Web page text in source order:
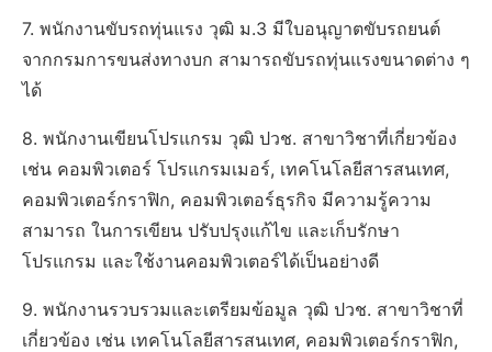
7. พนักงานขับรถทุ่นแรง วุฒิ ม.3 มีใบอนุญาตขับรถยนต์
จากกรมการขนส่งทางบก สามารถขับรถทุ่นแรงขนาดต่าง ๆ
ได้
8. พนักงานเขียนโปรแกรม วุฒิ ปวช. สาขาวิชาที่เกี่ยวข้อง
เช่น คอมพิวเตอร์ โปรแกรมเมอร์, เทคโนโลยีสารสนเทศ,
คอมพิวเตอร์กราฟิก, คอมพิวเตอร์ธุรกิจ มีความรู้ความ
สามารถ ในการเขียน ปรับปรุงแก้ไข และเก็บรักษา
โปรแกรม และใช้งานคอมพิวเตอร์ได้เป็นอย่างดี
9. พนักงานรวบรวมและเตรียมข้อมูล วุฒิ ปวช. สาขาวิชาที่
เกี่ยวข้อง เช่น เทคโนโลยีสารสนเทศ, คอมพิวเตอร์กราฟิก,